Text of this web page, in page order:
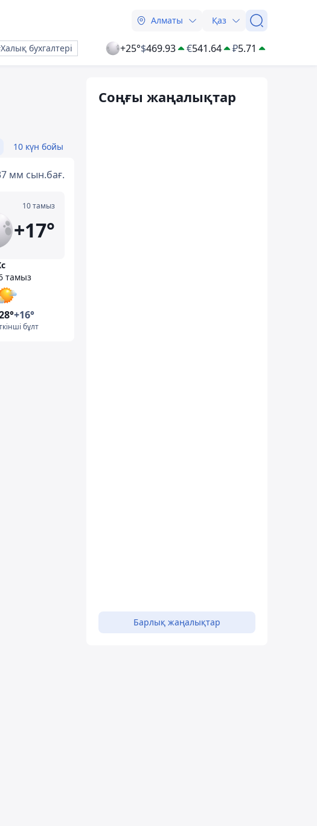
Алматы Қаз
бухгалтері +25°$469.93 €541.64 ₽5.71
10 күн бойы
мм сын.бағ.
10 тамыз
+17°
тамыз
+16°
бұлт
Соңғы жаңалықтар
Барлық жаңалықтар